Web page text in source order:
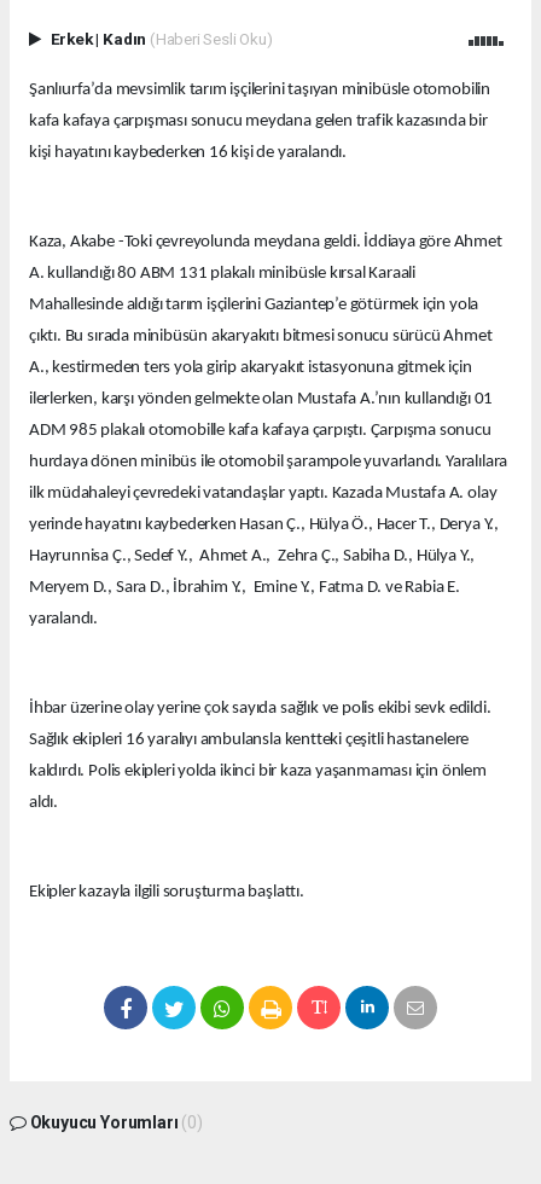
Erkek| Kadın (Haberi Sesli Oku)
Şanlıurfa’da mevsimlik tarım işçilerini taşıyan minibüsle otomobilin
kafa kafaya çarpışması sonucu meydana gelen trafik kazasında bir
kişi hayatını kaybederken 16 kişi de yaralandı.
Kaza, Akabe -Toki çevreyolunda meydana geldi. İddiaya göre Ahmet
A. kullandığı 80 ABM 131 plakalı minibüsle kırsal Karaali
Mahallesinde aldığı tarım işçilerini Gaziantep’e götürmek için yola
çıktı. Bu sırada minibüsün akaryakıtı bitmesi sonucu sürücü Ahmet
A., kestirmeden ters yola girip akaryakıt istasyonuna gitmek için
ilerlerken, karşı yönden gelmekte olan Mustafa A.’nın kullandığı 01
ADM 985 plakalı otomobille kafa kafaya çarpıştı. Çarpışma sonucu
hurdaya dönen minibüs ile otomobil şarampole yuvarlandı. Yaralılara
ilk müdahaleyi çevredeki vatandaşlar yaptı. Kazada Mustafa A. olay
yerinde hayatını kaybederken Hasan Ç., Hülya Ö., Hacer T., Derya Y.,
Hayrunnisa Ç., Sedef Y., Ahmet A., Zehra Ç., Sabiha D., Hülya Y.,
Meryem D., Sara D., İbrahim Y., Emine Y., Fatma D. ve Rabia E.
yaralandı.
İhbar üzerine olay yerine çok sayıda sağlık ve polis ekibi sevk edildi.
Sağlık ekipleri 16 yaralıyı ambulansla kentteki çeşitli hastanelere
kaldırdı. Polis ekipleri yolda ikinci bir kaza yaşanmaması için önlem
aldı.
Ekipler kazayla ilgili soruşturma başlattı.
Okuyucu Yorumları (0)